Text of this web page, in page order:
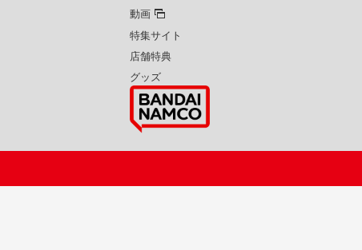
動画
特集サイト
店舗特典
グッズ